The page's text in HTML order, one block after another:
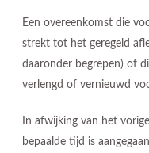
Een overeenkomst die
strekt tot het geregeld
daaronder begrepen) of
verlengd of vernieuwd
In afwijking van het
bepaalde tijd is